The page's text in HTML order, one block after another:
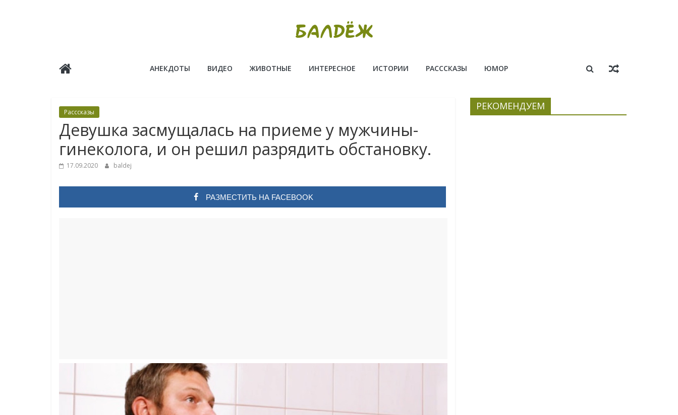
Балдёж АНЕКДОТЫ ВИДЕО ЖИВОТНЫЕ ИНТЕРЕСНОЕ ИСТОРИИ РАСССКАЗЫ ЮМОР
Расссказы
Девушка засмущалась на приеме у мужчины-
гинеколога, и он решил разрядить обстановку.
17.09.2020 baldej
РАЗМЕСТИТЬ НА FACEBOOK
РЕКОМЕНДУЕМ